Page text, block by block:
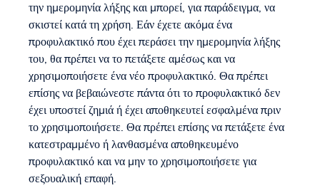
την ημερομηνία λήξης και μπορεί, για παράδειγμα, να
σκιστεί κατά τη χρήση. Εάν έχετε ακόμα ένα
προφυλακτικό που έχει περάσει την ημερομηνία λήξης
του, θα πρέπει να το πετάξετε αμέσως και να
χρησιμοποιήσετε ένα νέο προφυλακτικό. Θα πρέπει
επίσης να βεβαιώνεστε πάντα ότι το προφυλακτικό δεν
έχει υποστεί ζημιά ή έχει αποθηκευτεί εσφαλμένα πριν
το χρησιμοποιήσετε. Θα πρέπει επίσης να πετάξετε ένα
κατεστραμμένο ή λανθασμένα αποθηκευμένο
προφυλακτικό και να μην το χρησιμοποιήσετε για
σεξουαλική επαφή.